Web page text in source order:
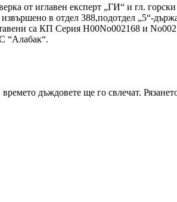
от иглавен експерт „ГИ“ и гл.
в отдел 388,подотдел „5“-
са КП Серия Н00No002168 и
“Алабак“.
дъждовете ще го свлечат.